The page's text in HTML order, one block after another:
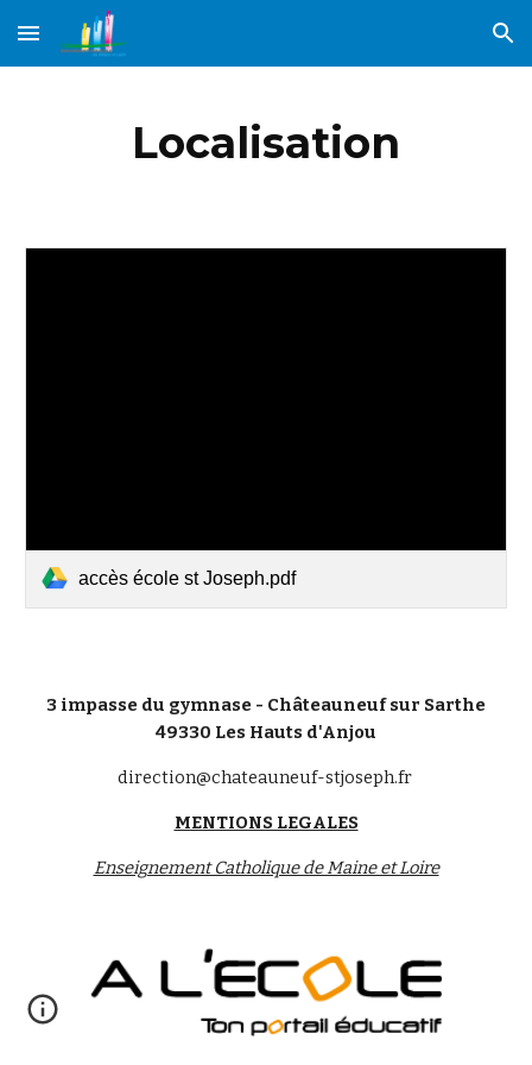
Skip to main content Skip to navigation
Localisation
accès école st Joseph.pdf
3 impasse du gymnase - Châteauneuf sur Sarthe
49330 Les Hauts d'Anjou
direction@chateauneuf-stjoseph.fr
MENTIONS LEGALES
Enseignement Catholique de Maine et Loire